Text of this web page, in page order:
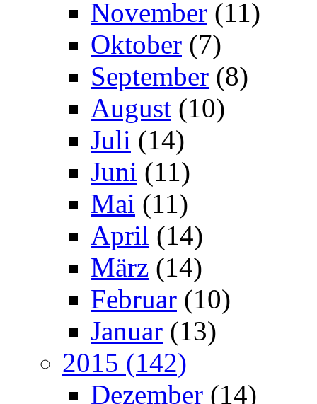
November (11)
Oktober (7)
September (8)
August (10)
Juli (14)
Juni (11)
Mai (11)
April (14)
März (14)
Februar (10)
Januar (13)
2015 (142)
Dezember (14)